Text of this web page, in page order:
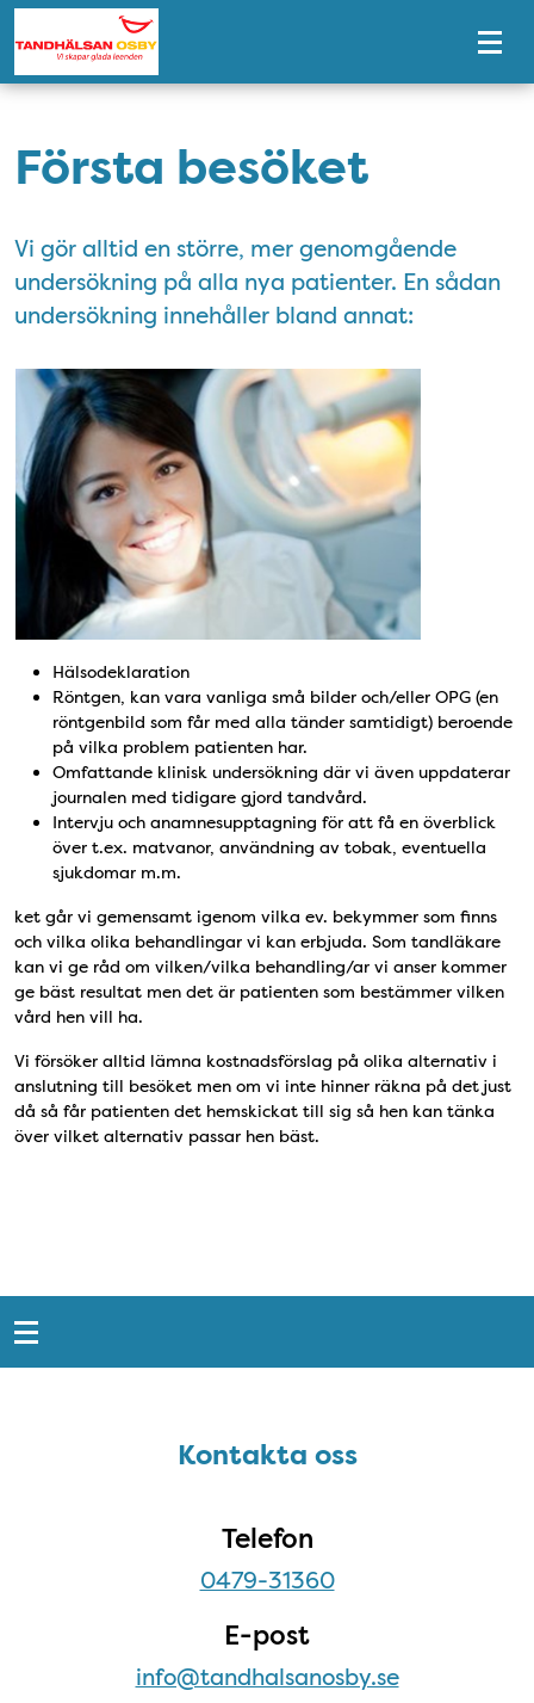
Tillgänglighetsmeny
Första besöket
Vi gör alltid en större, mer genomgående
undersökning på alla nya patienter. En sådan
undersökning innehåller bland annat:
Hälsodeklaration
Röntgen, kan vara vanliga små bilder och/eller OPG (en
röntgenbild som får med alla tänder samtidigt) beroende
på vilka problem patienten har.
Omfattande klinisk undersökning där vi även uppdaterar
journalen med tidigare gjord tandvård.
Intervju och anamnesupptagning för att få en överblick
över t.ex. matvanor, användning av tobak, eventuella
sjukdomar m.m.
ket går vi gemensamt igenom vilka ev. bekymmer som finns
och vilka olika behandlingar vi kan erbjuda. Som tandläkare
kan vi ge råd om vilken/vilka behandling/ar vi anser kommer
ge bäst resultat men det är patienten som bestämmer vilken
vård hen vill ha.
Vi försöker alltid lämna kostnadsförslag på olika alternativ i
anslutning till besöket men om vi inte hinner räkna på det just
då så får patienten det hemskickat till sig så hen kan tänka
över vilket alternativ passar hen bäst.
Snabblänkar
Kontakta ossKontakta oss
Telefon
0479-31360
E-post
info@tandhalsanosby.se